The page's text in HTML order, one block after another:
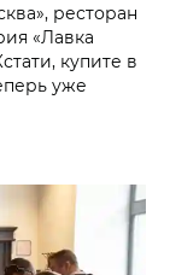
ресторан
«Лавка
купите в
уже